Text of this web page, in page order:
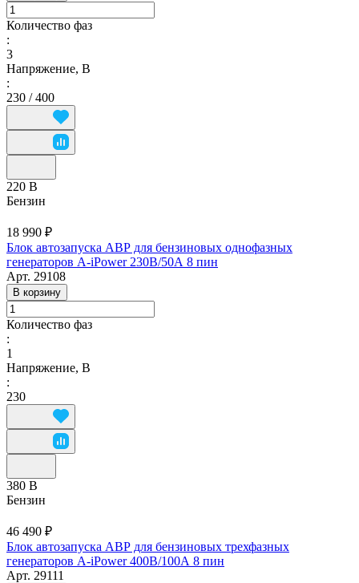
Количество фаз
:
3
Напряжение, В
:
230 / 400
220 В
Бензин
18 990 ₽
Блок автозапуска АВР для бензиновых однофазных
генераторов A-iPower 230В/50А 8 пин
Арт. 29108
В корзину
Количество фаз
:
1
Напряжение, В
:
230
380 В
Бензин
46 490 ₽
Блок автозапуска АВР для бензиновых трехфазных
генераторов A-iPower 400В/100А 8 пин
Арт. 29111